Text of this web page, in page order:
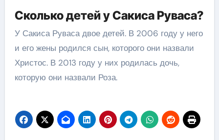
Сколько детей у Сакиса Руваса?
У Сакиса Руваса двое детей. В 2006 году у него
и его жены родился сын, которого они назвали
Христос. В 2013 году у них родилась дочь,
которую они назвали Роза.